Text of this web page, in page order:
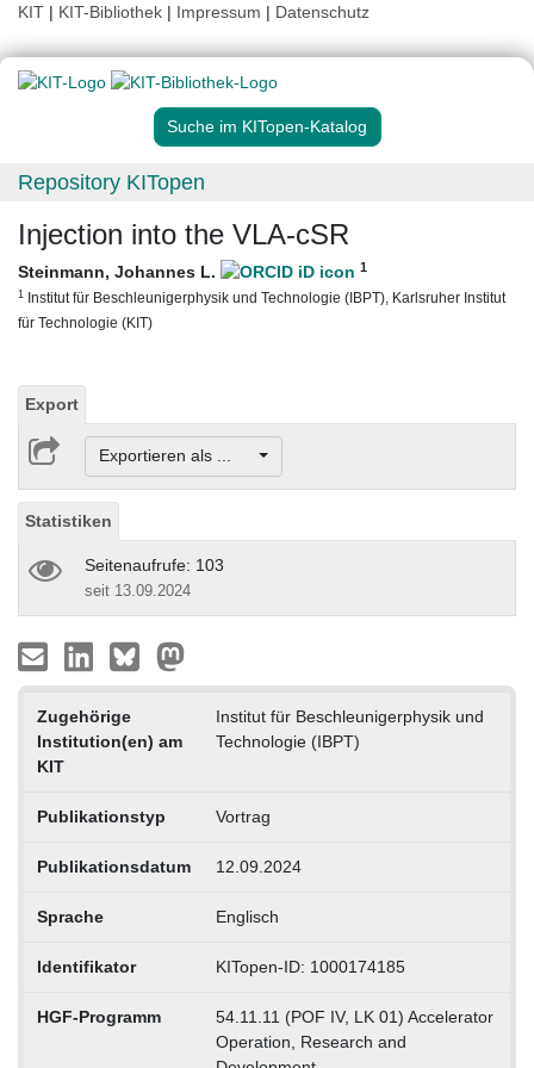
KIT | KIT-Bibliothek | Impressum | Datenschutz
Suche im KITopen-Katalog
Repository KITopen
Injection into the VLA-cSR
Steinmann, Johannes L. 1
1 Institut für Beschleunigerphysik und Technologie (IBPT), Karlsruher Institut
für Technologie (KIT)
Export
Exportieren als ...
Statistiken
Seitenaufrufe: 103
seit 13.09.2024
Zugehörige
Institution(en) am
KIT
Institut für Beschleunigerphysik und
Technologie (IBPT)
Publikationstyp Vortrag
Publikationsdatum 12.09.2024
Sprache Englisch
Identifikator KITopen-ID: 1000174185
HGF-Programm
54.11.11 (POF IV, LK 01) Accelerator
Operation, Research and